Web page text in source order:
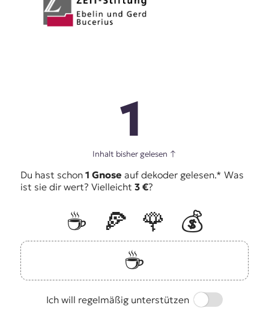
1
Inhalt bisher gelesen ↑
Du hast schon 1 Gnose auf dekoder gelesen.* Was
ist sie dir wert? Vielleicht 3 €?
☕️ 🍕 🌹
💰
☕️
Ich will regelmäßig unterstützen
Switch